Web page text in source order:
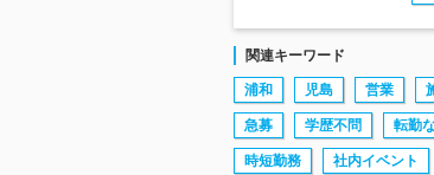
関連キーワード
浦和 児島 営業
急募 学歴不問 転勤
時短勤務 社内イベント